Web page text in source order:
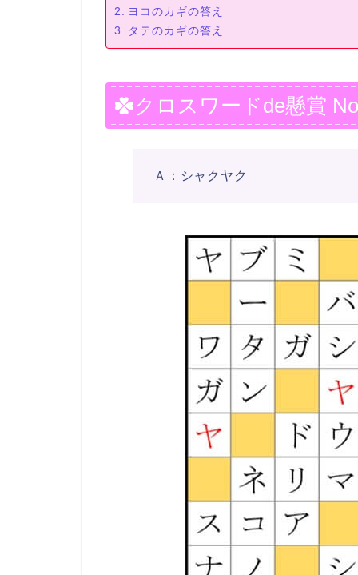
ヨコのカギの答え
タテのカギの答え
クロスワードde懸賞
Ａ：シャクヤク